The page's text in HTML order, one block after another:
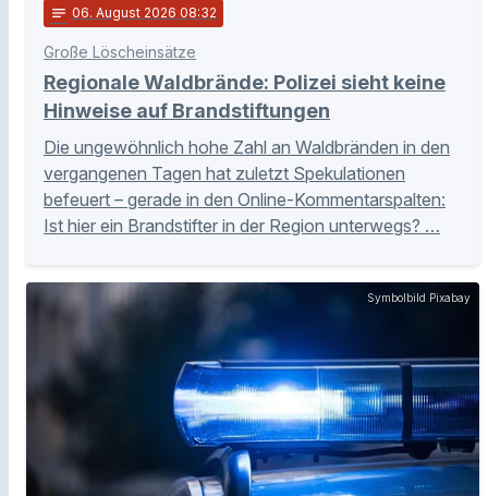
notes 06. August 2026 08:32
Große Löscheinsätze
Regionale Waldbrände: Polizei sieht keine
Hinweise auf Brandstiftungen
Die ungewöhnlich hohe Zahl an Waldbränden in den
vergangenen Tagen hat zuletzt Spekulationen
befeuert – gerade in den Online-Kommentarspalten:
Ist hier ein Brandstifter in der Region unterwegs? …
Symbolbild Pixabay